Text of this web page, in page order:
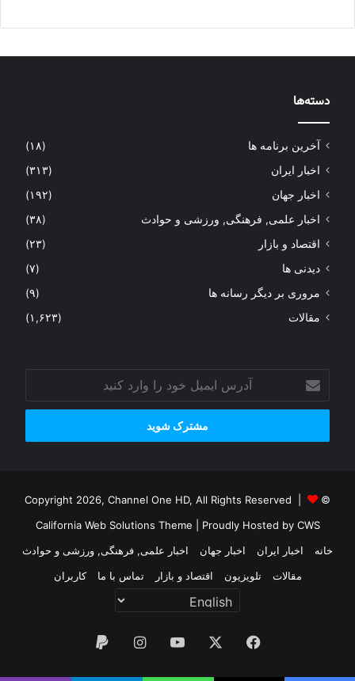
دسته‌ها
آخرین برنامه ها
(۱۸)
اخبار ایران
(۳۱۳)
اخبار جهان
(۱۹۲)
اخبار علمی, فرهنگی, ورزشی و حوادث
(۳۸)
اقتصاد و بازار
(۲۳)
دیدنی ها
(۷)
مروری بر دیگر رسانه ها
(۹)
مقالات
(۱,۶۲۳)
آدرس
ایمیل
خود
وارد
© Copyright 2026, Channel One HD, All Rights Reserved |
California Web Solutions Theme | Proudly Hosted by CWS
خانه
اخبار ایران اخبار جهان
اخبار علمی, فرهنگی, ورزشی و حوادث
مقالات
تلویزیون اقتصاد و بازار تماس با ما کاربران
فیس یوتیوب اینستاگرام